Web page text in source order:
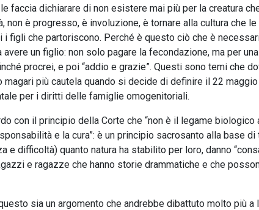
faccia dichiarare di non esistere mai più per la creatura
non è progresso, è involuzione, è tornare alla cultura che
figli che partoriscono. Perché è questo ciò che è
un figlio: non solo pagare la fecondazione, ma per
procrei, e poi “addio e grazie”. Questi sono temi che
più cautela quando si decide di definire il 22
per i diritti delle famiglie omogenitoriali.
con il principio della Corte che “non è il legame
e la cura”: è un principio sacrosanto alla base
e difficoltà) quanto natura ha stabilito per loro, danno
e ragazze che hanno storie drammatiche e che
sia un argomento che andrebbe dibattuto molto più a